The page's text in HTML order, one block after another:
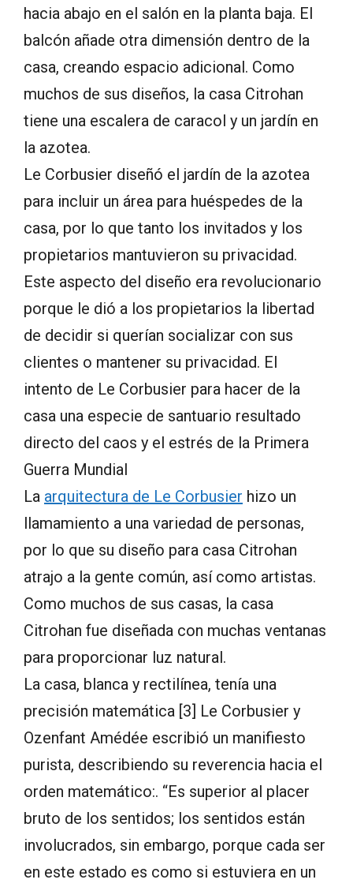
hacia abajo en el salón en la planta baja. El
balcón añade otra dimensión dentro de la
casa, creando espacio adicional. Como
muchos de sus diseños, la casa Citrohan
tiene una escalera de caracol y un jardín en
la azotea.
Le Corbusier diseñó el jardín de la azotea
para incluir un área para huéspedes de la
casa, por lo que tanto los invitados y los
propietarios mantuvieron su privacidad.
Este aspecto del diseño era revolucionario
porque le dió a los propietarios la libertad
de decidir si querían socializar con sus
clientes o mantener su privacidad. El
intento de Le Corbusier para hacer de la
casa una especie de santuario resultado
directo del caos y el estrés de la Primera
Guerra Mundial
La arquitectura de Le Corbusier hizo un
llamamiento a una variedad de personas,
por lo que su diseño para casa Citrohan
atrajo a la gente común, así como artistas.
Como muchos de sus casas, la casa
Citrohan fue diseñada con muchas ventanas
para proporcionar luz natural.
La casa, blanca y rectilínea, tenía una
precisión matemática [3] Le Corbusier y
Ozenfant Amédée escribió un manifiesto
purista, describiendo su reverencia hacia el
orden matemático:. “Es superior al placer
bruto de los sentidos; los sentidos están
involucrados, sin embargo, porque cada ser
en este estado es como si estuviera en un